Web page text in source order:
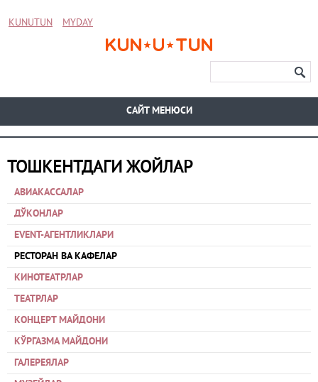
KUNUTUN MYDAY
CАЙТ МЕНЮСИ
ТОШКЕНТДАГИ ЖОЙЛАР
АВИАКАССАЛАР
ДЎКОНЛАР
EVENT-АГЕНТЛИКЛАРИ
РЕСТОРАН ВА КАФЕЛАР
КИНОТЕАТРЛАР
ТЕАТРЛАР
КОНЦЕРТ МАЙДОНИ
КЎРГАЗМА МАЙДОНИ
ГАЛЕРЕЯЛАР